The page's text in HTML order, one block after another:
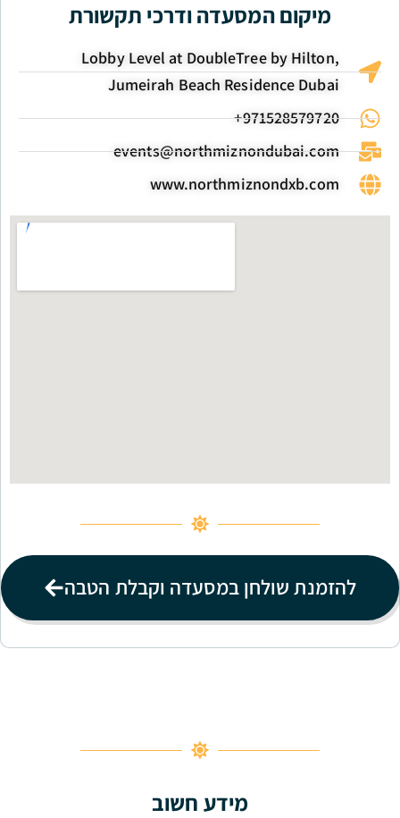
מיקום המסעדה ודרכי תקשורת
Lobby Level at DoubleTree by Hilton,
Jumeirah Beach Residence Dubai
971528579720+
events@northmiznondubai.com
www.northmiznondxb.com
להזמנת שולחן במסעדה וקבלת הטבה
מידע חשוב